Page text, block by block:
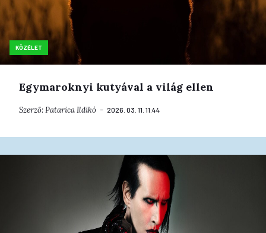
KÖZÉLET
Egymaroknyi kutyával a világ ellen
Szerző:Patarica Ildikó 2026. 03. 11. 11:44